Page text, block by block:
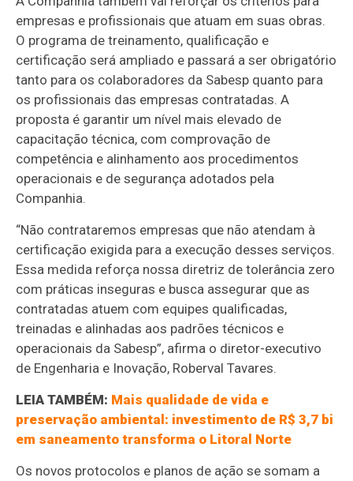
empresas e profissionais que atuam em suas obras.
O programa de treinamento, qualificação e
certificação será ampliado e passará a ser obrigatório
tanto para os colaboradores da Sabesp quanto para
os profissionais das empresas contratadas. A
proposta é garantir um nível mais elevado de
capacitação técnica, com comprovação de
competência e alinhamento aos procedimentos
operacionais e de segurança adotados pela
Companhia.
“Não contrataremos empresas que não atendam à
certificação exigida para a execução desses serviços.
Essa medida reforça nossa diretriz de tolerância zero
com práticas inseguras e busca assegurar que as
contratadas atuem com equipes qualificadas,
treinadas e alinhadas aos padrões técnicos e
operacionais da Sabesp”, afirma o diretor-executivo
de Engenharia e Inovação, Roberval Tavares.
LEIA TAMBÉM: Mais qualidade de vida e
preservação ambiental: investimento de R$ 3,7 bi
em saneamento transforma o Litoral Norte
Os novos protocolos e planos de ação se somam a